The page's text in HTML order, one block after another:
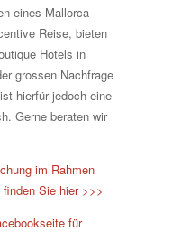
eines Mallorca
Reise, bieten
Hotels in
grossen Nachfrage
hierfür jedoch eine
Gerne beraten wir
im Rahmen
Sie hier >>>
für